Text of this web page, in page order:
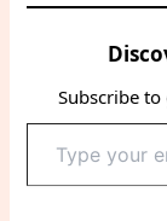
Subscribe
your
email…